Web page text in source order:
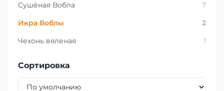
Сушёная Вобла
7
Икра Воблы
2
Чехонь вяленая
1
Сортировка